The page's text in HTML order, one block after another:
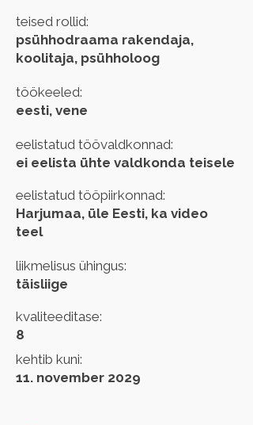
teised rollid:
psühhodraama rakendaja,
koolitaja, psühholoog
töökeeled:
eesti, vene
eelistatud töövaldkonnad:
ei eelista ühte valdkonda teisele
eelistatud tööpiirkonnad:
Harjumaa, üle Eesti, ka video
teel
liikmelisus ühingus:
täisliige
kvaliteeditase:
8
kehtib kuni:
11. november 2029